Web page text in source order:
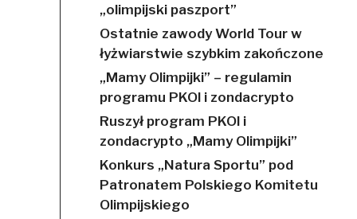
„olimpijski paszport”
Ostatnie zawody World Tour w
łyżwiarstwie szybkim zakończone
„Mamy Olimpijki” – regulamin
programu PKOl i zondacrypto
Ruszył program PKOl i
zondacrypto „Mamy Olimpijki”
Konkurs „Natura Sportu” pod
Patronatem Polskiego Komitetu
Olimpijskiego